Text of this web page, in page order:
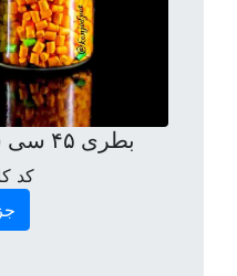
بطری ۴۵ سی سی گرد دهانه ۲۸
کد